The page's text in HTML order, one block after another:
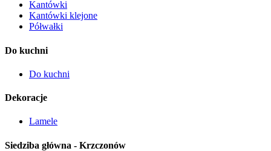
Kantówki
Kantówki klejone
Półwałki
Do kuchni
Do kuchni
Dekoracje
Lamele
Siedziba główna - Krzczonów